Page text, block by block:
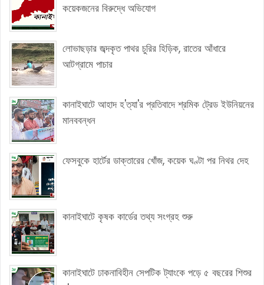
কয়েকজনের বিরুদ্ধে অভিযোগ
লোভাছড়ার জব্দকৃত পাথর চুরির হিড়িক, রাতের আঁধারে
আটগ্রামে পাচার
কানাইঘাটে আহাদ হ'ত্যা'র প্রতিবাদে শ্রমিক ট্রেড ইউনিয়নের
মানববন্ধন
ফেসবুকে হার্টের ডাক্তারের খোঁজ, কয়েক ঘণ্টা পর নিথর দেহ
কানাইঘাটে কৃষক কার্ডের তথ্য সংগ্রহ শুরু
কানাইঘাটে ঢাকনাবিহীন সেপটিক ট্যাংকে পড়ে ৫ বছরের শিশুর